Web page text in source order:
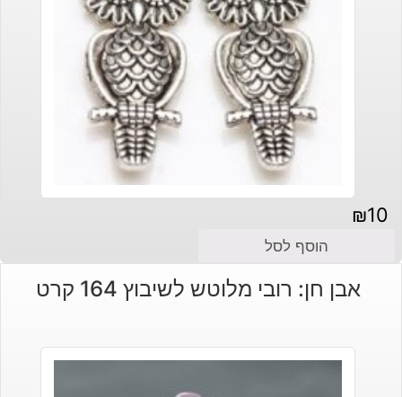
₪10
הוסף לסל
אבן חן: רובי מלוטש לשיבוץ 164 קרט